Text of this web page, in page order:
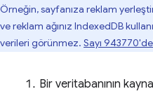
Örneğin, sayfanıza reklam
ve reklam ağınız IndexedDB
verileri görünmez. Sayı
Bir veritabanının